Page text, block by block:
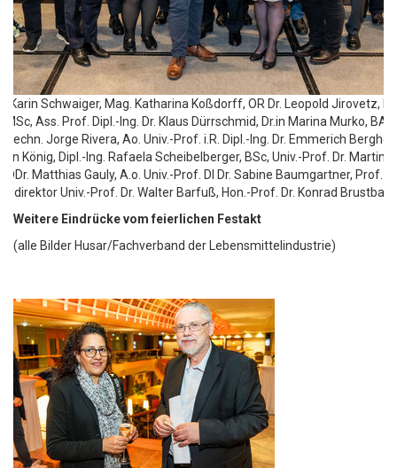
Karin Schwaiger, Mag. Katharina Koßdorff, OR Dr. Leopold Jirovetz,
Ass. Prof. Dipl.-Ing. Dr. Klaus Dürrschmid, Dr.in Marina Murko, BA,
techn. Jorge Rivera, Ao. Univ.-Prof. i.R. Dipl.-Ing. Dr. Emmerich
König, Dipl.-Ing. Rafaela Scheibelberger, BSc, Univ.-Prof. Dr. Martin
DDr. Matthias Gauly, A.o. Univ.-Prof. DI Dr. Sabine Baumgartner, Prof.
Univ.-Prof. Dr. Walter Barfuß, Hon.-Prof. Dr. Konrad
Weitere Eindrücke vom feierlichen Festakt
(alle Bilder Husar/Fachverband der Lebensmittelindustrie)